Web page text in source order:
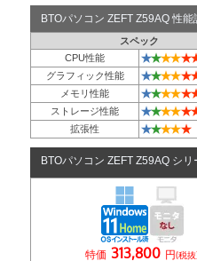
BTOパソコン ZEFT Z59AQ 性
スペック
CPU性能
★★★★★
グラフィック性能 ★★★★★
メモリ性能 ★★★★★
ストレージ性能 ★★★★★
拡張性 ★★★★★
BTOパソコン ZEFT Z59AQ シリ
特価 313,800 円(税抜